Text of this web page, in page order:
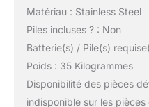
Matériau : Stainless Steel
Piles incluses ? : Non
Batterie(s) / Pile(s)
Poids : 35 Kilogrammes
Disponibilité des pièces
indisponible sur les